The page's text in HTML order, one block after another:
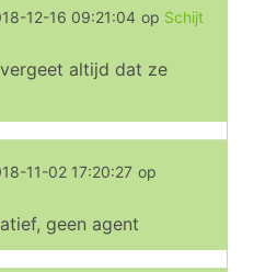
12-16 09:21:04 op Schijt
altijd dat ze
11-02 17:20:27 op
geen agent